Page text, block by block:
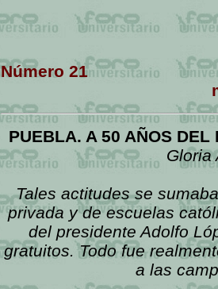
Número 21
PUEBLA. A 50 AÑOS DEL
Gloria
Tales actitudes se
privada y de escuelas
del presidente Adolfo
gratuitos. Todo fue
a las